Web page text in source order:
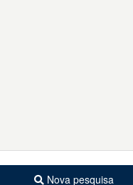
Nova pesquisa